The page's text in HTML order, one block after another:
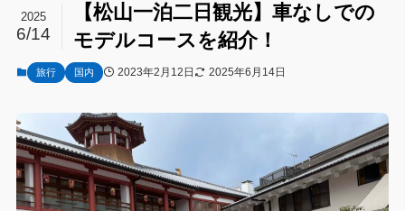
【松山一泊二日観光】車なしでの
モデルコースを紹介！
2025
6/14
旅行 国内 2023年2月12日 2025年6月14日